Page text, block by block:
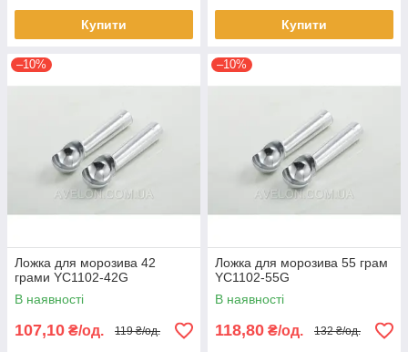
Купити Купити
–10%
Ложка для морозива 42
грами YC1102-42G
В наявності
107,10 ₴/од. 119 ₴/од.
–10%
Ложка для морозива 55 грам
YC1102-55G
В наявності
118,80 ₴/од. 132 ₴/од.